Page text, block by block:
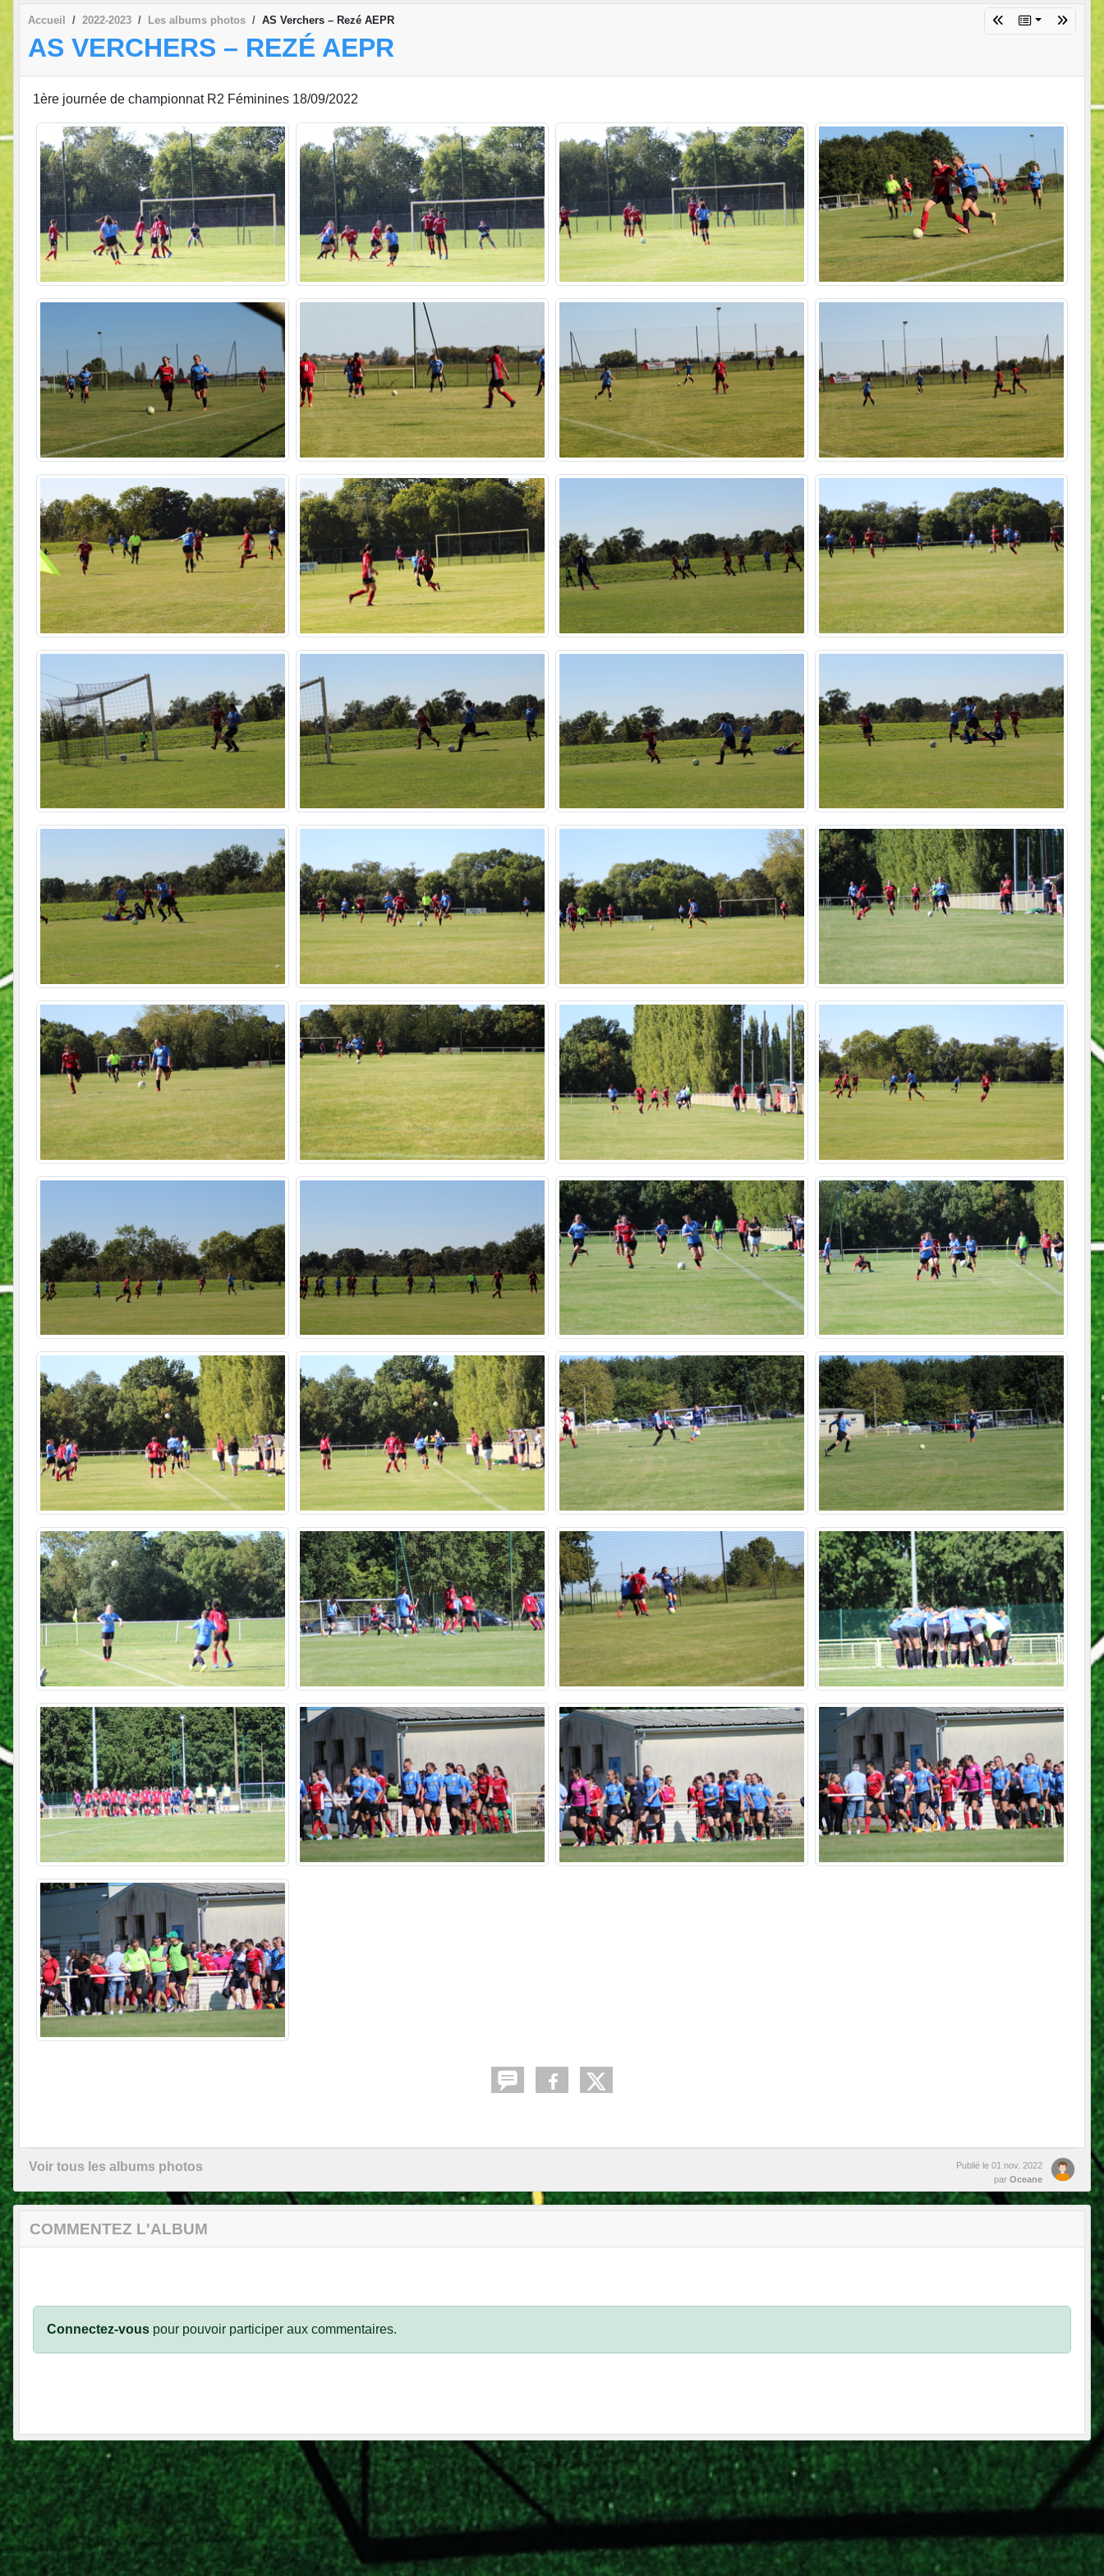
Accueil 2022-2023 Les albums photos AS Verchers – Rezé AEPR
AS VERCHERS – REZÉ AEPR
1ère journée de championnat R2 Féminines 18/09/2022
Voir tous les albums photos Publié le 01 nov. 2022
par Oceane
COMMENTEZ L'ALBUM
Connectez-vous pour pouvoir participer aux commentaires.